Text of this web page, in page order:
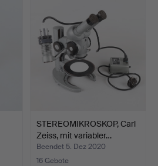
STEREOMIKROSKOP, Carl
Zeiss, mit variabler…
Beendet 5. Dez 2020
16 Gebote